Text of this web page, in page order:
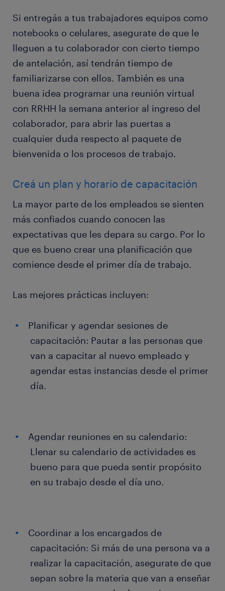
Si entregás a tus trabajadores equipos como
notebooks o celulares, asegurate de que le
lleguen a tu colaborador con cierto tiempo
de antelación, así tendrán tiempo de
familiarizarse con ellos. También es una
buena idea programar una reunión virtual
con RRHH la semana anterior al ingreso del
colaborador, para abrir las puertas a
cualquier duda respecto al paquete de
bienvenida o los procesos de trabajo.
Creá un plan y horario de capacitación
La mayor parte de los empleados se sienten
más confiados cuando conocen las
expectativas que les depara su cargo. Por lo
que es bueno crear una planificación que
comience desde el primer día de trabajo.
Las mejores prácticas incluyen:
Planificar y agendar sesiones de
capacitación: Pautar a las personas que
van a capacitar al nuevo empleado y
agendar estas instancias desde el primer
día.
Agendar reuniones en su calendario:
Llenar su calendario de actividades es
bueno para que pueda sentir propósito
en su trabajo desde el día uno.
Coordinar a los encargados de
capacitación: Si más de una persona va a
realizar la capacitación, asegurate de que
sepan sobre la materia que van a enseñar